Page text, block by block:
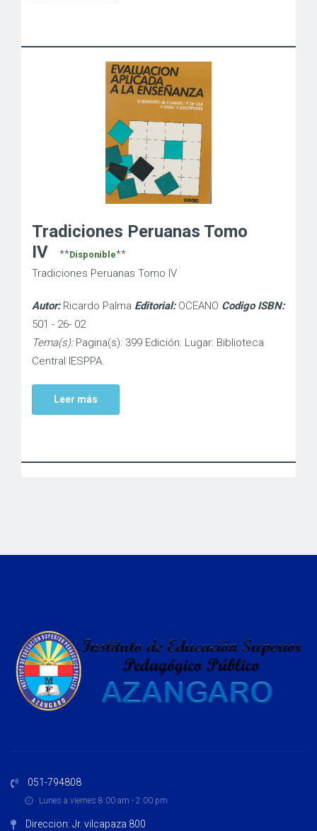
Tradiciones Peruanas Tomo
IV **Disponible**
Tradiciones Peruanas Tomo IV
Autor:Ricardo Palma Editorial:OCEANO Codigo ISBN:
501 - 26- 02
Tema(s):Pagina(s): 399 Edición: Lugar: Biblioteca
Central IESPPA.
Leer más
051-794808
Lunes a viernes 8:00 am - 2:00 pm
Direccion: Jr. vilcapaza 800